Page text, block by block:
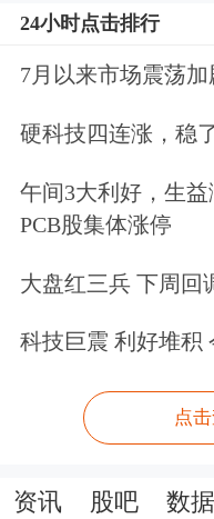
24小时点击排行
7月以来市场震荡
硬科技四连涨，稳
午间3大利好，生益
PCB股集体涨停
大盘红三兵 下周回
科技巨震 利好堆积
点
资讯 股吧 数据